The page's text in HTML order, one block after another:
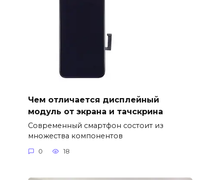
Чем отличается дисплейный
модуль от экрана и тачскрина
Современный смартфон состоит из
множества компонентов
0 18